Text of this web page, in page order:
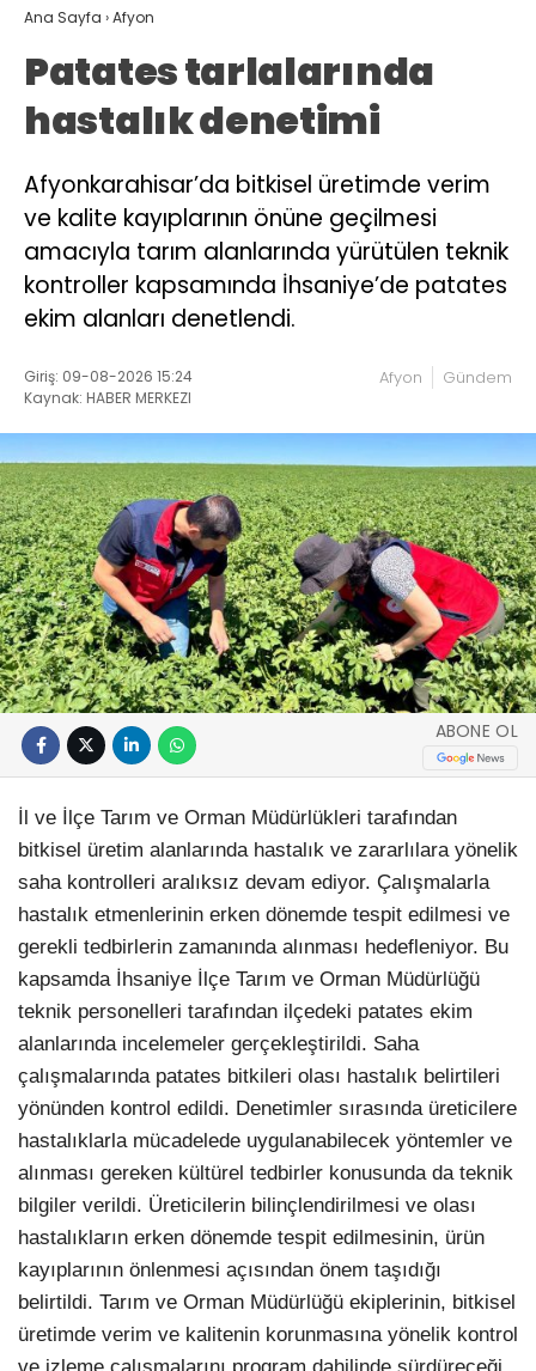
Ana Sayfa ›Afyon
Patates tarlalarında
hastalık denetimi
Afyonkarahisar’da bitkisel üretimde verim
ve kalite kayıplarının önüne geçilmesi
amacıyla tarım alanlarında yürütülen teknik
kontroller kapsamında İhsaniye’de patates
ekim alanları denetlendi.
Giriş: 09-08-2026 15:24
Kaynak: HABER MERKEZI
Afyon Gündem
ABONE OL
İl ve İlçe Tarım ve Orman Müdürlükleri tarafından
bitkisel üretim alanlarında hastalık ve zararlılara yönelik
saha kontrolleri aralıksız devam ediyor. Çalışmalarla
hastalık etmenlerinin erken dönemde tespit edilmesi ve
gerekli tedbirlerin zamanında alınması hedefleniyor. Bu
kapsamda İhsaniye İlçe Tarım ve Orman Müdürlüğü
teknik personelleri tarafından ilçedeki patates ekim
alanlarında incelemeler gerçekleştirildi. Saha
çalışmalarında patates bitkileri olası hastalık belirtileri
yönünden kontrol edildi. Denetimler sırasında üreticilere
hastalıklarla mücadelede uygulanabilecek yöntemler ve
alınması gereken kültürel tedbirler konusunda da teknik
bilgiler verildi. Üreticilerin bilinçlendirilmesi ve olası
hastalıkların erken dönemde tespit edilmesinin, ürün
kayıplarının önlenmesi açısından önem taşıdığı
belirtildi. Tarım ve Orman Müdürlüğü ekiplerinin, bitkisel
üretimde verim ve kalitenin korunmasına yönelik kontrol